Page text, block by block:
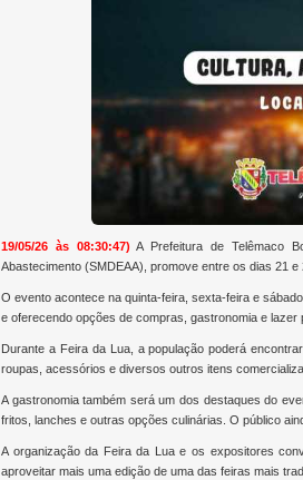
19/05/26 às 08:30:47) A Prefeitura de Telêmaco
Abastecimento (SMDEAA), promove entre os dias 21
O evento acontece na quinta-feira, sexta-feira e
e oferecendo opções de compras, gastronomia e lazer
Durante a Feira da Lua, a população poderá
roupas, acessórios e diversos outros itens
A gastronomia também será um dos destaques do
fritos, lanches e outras opções culinárias. O público
A organização da Feira da Lua e os expositores
aproveitar mais uma edição de uma das feiras mais